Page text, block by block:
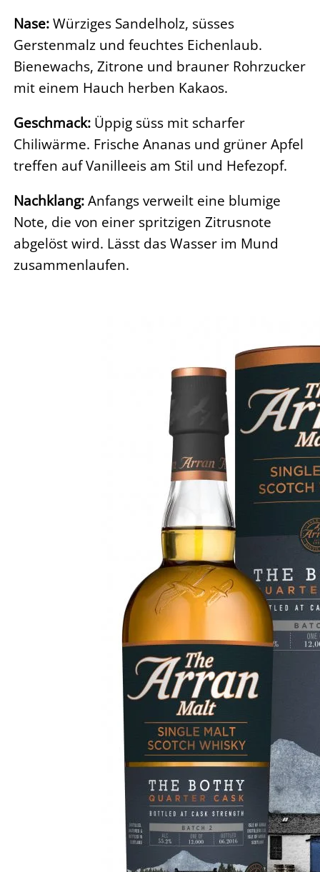
Nase:Würziges Sandelholz, süsses
Gerstenmalz und feuchtes Eichenlaub.
Bienewachs, Zitrone und brauner Rohrzucker
mit einem Hauch herben Kakaos.
Geschmack: Üppig süss mit scharfer
Chiliwärme. Frische Ananas und grüner Apfel
treffen auf Vanilleeis am Stil und Hefezopf.
Nachklang:Anfangs verweilt eine blumige
Note, die von einer spritzigen Zitrusnote
abgelöst wird. Lässt das Wasser im Mund
zusammenlaufen.